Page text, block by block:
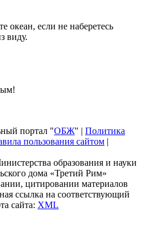
океан, если не наберетесь
виду.
портал "ОБЖ" | Политика
пользования сайтом |
образования и науки
дома «Третий Рим»
цитировании материалов
ссылка на соответствующий
сайта: XML